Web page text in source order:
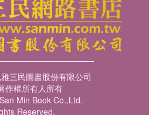
三民圖書股份有限公司
作權所有人所有
Min Book Co.,Ltd.
Reserved.